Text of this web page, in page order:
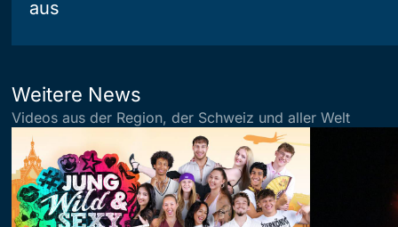
aus
Weitere News
Videos aus der Region, der Schweiz und aller Welt